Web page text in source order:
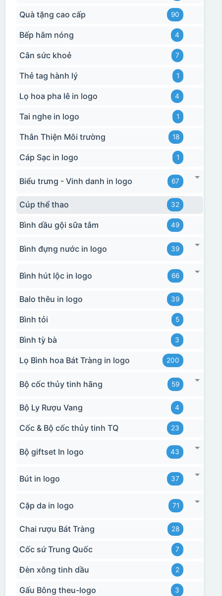
Quà tặng cao cấp 90
Bếp hâm nóng 4
Cân sức khoẻ 7
Thẻ tag hành lý 1
Lọ hoa pha lê in logo 4
Tai nghe in logo 1
Thân Thiện Môi trường 18
Cáp Sạc in logo 1
Biểu trưng - Vinh danh in logo 67
Cúp thể thao 32
Bình dầu gội sữa tắm 49
Bình đựng nước in logo 39
Bình hút lộc in logo 66
Balo thêu in logo 39
Bình tỏi 5
Bình tỳ bà 3
Lọ Bình hoa Bát Tràng in logo 200
Bộ cốc thủy tinh hãng 59
Bộ Ly Rượu Vang 4
Cốc & Bộ cốc thủy tinh TQ 23
Bộ giftset In logo 43
Bút in logo 37
Cặp da in logo 71
Chai rượu Bát Tràng 28
Cốc sứ Trung Quốc 7
Đèn xông tinh dầu 2
Gấu Bông theu-logo 3